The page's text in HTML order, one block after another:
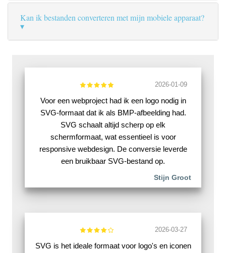
Kan ik bestanden converteren met mijn mobiele apparaat?
2026-01-09
Voor een webproject had ik een logo nodig in
SVG-formaat dat ik als BMP-afbeelding had.
SVG schaalt altijd scherp op elk
schermformaat, wat essentieel is voor
responsive webdesign. De conversie leverde
een bruikbaar SVG-bestand op.
Stijn Groot
2026-03-27
SVG is het ideale formaat voor logo's en iconen